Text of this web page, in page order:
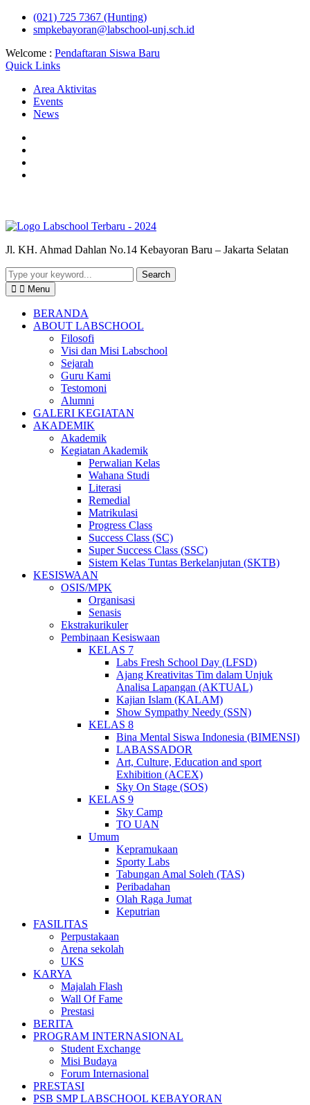
Skip
(021) 725 7367 (Hunting)
smpkebayoran@labschool-unj.sch.id
Welcome : Pendaftaran Siswa Baru
Quick Links
Area Aktivitas
Events
News
Jl. KH. Ahmad Dahlan No.14 Kebayoran Baru – Jakarta Selatan
Search
for:
Menu
BERANDA
ABOUT LABSCHOOL
Filosofi
Visi dan Misi Labschool
Sejarah
Guru Kami
Testomoni
Alumni
GALERI KEGIATAN
AKADEMIK
Akademik
Kegiatan Akademik
Perwalian Kelas
Wahana Studi
Literasi
Remedial
Matrikulasi
Progress Class
Success Class (SC)
Super Success Class (SSC)
Sistem Kelas Tuntas Berkelanjutan (SKTB)
KESISWAAN
OSIS/MPK
Organisasi
Senasis
Ekstrakurikuler
Pembinaan Kesiswaan
KELAS 7
Labs Fresh School Day (LFSD)
Ajang Kreativitas Tim dalam Unjuk
Analisa Lapangan (AKTUAL)
Kajian Islam (KALAM)
Show Sympathy Needy (SSN)
KELAS 8
Bina Mental Siswa Indonesia (BIMENSI)
LABASSADOR
Art, Culture, Education and sport
Exhibition (ACEX)
Sky On Stage (SOS)
KELAS 9
Sky Camp
TO UAN
Umum
Kepramukaan
Sporty Labs
Tabungan Amal Soleh (TAS)
Peribadahan
Olah Raga Jumat
Keputrian
FASILITAS
Perpustakaan
Arena sekolah
UKS
KARYA
Majalah Flash
Wall Of Fame
Prestasi
BERITA
PROGRAM INTERNASIONAL
Student Exchange
Misi Budaya
Forum Internasional
PRESTASI
PSB SMP LABSCHOOL KEBAYORAN